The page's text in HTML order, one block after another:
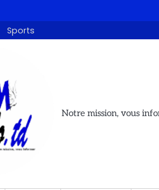
Sports
Notre mission, vous